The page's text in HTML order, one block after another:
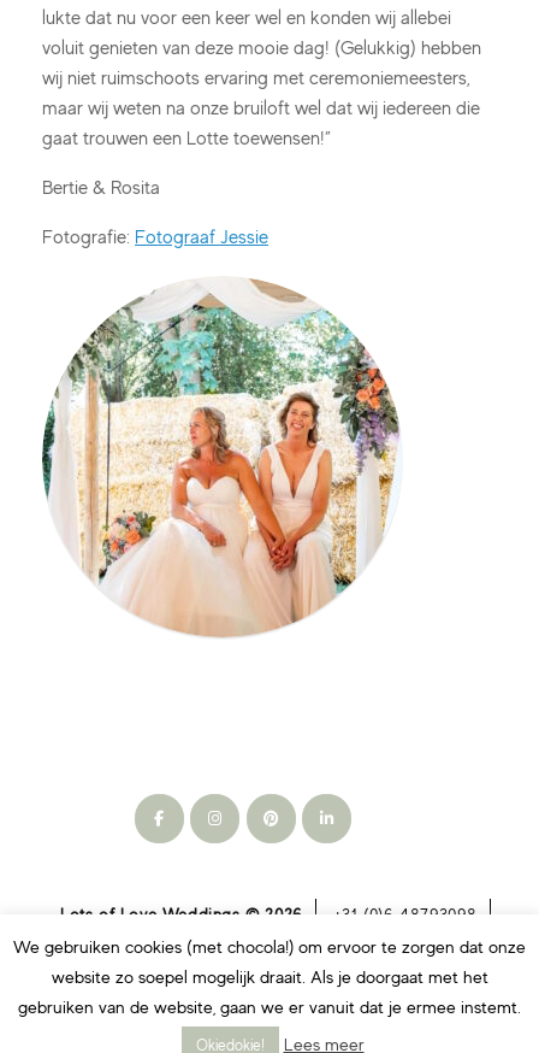
lukte dat nu voor een keer wel en konden wij allebei
voluit genieten van deze mooie dag! (Gelukkig) hebben
wij niet ruimschoots ervaring met ceremoniemeesters,
maar wij weten na onze bruiloft wel dat wij iedereen die
gaat trouwen een Lotte toewensen!”
Bertie & Rosita
Fotografie: Fotograaf Jessie
Lots of Love Weddings © 2026
+31 (0)6 48793098
info@lotsofloveweddings.nl
algemene voorwaarden
privacyverklaring
We gebruiken cookies (met chocola!) om ervoor te zorgen dat onze
website zo soepel mogelijk draait. Als je doorgaat met het
gebruiken van de website, gaan we er vanuit dat je ermee instemt.
Okiedokie! Lees meer